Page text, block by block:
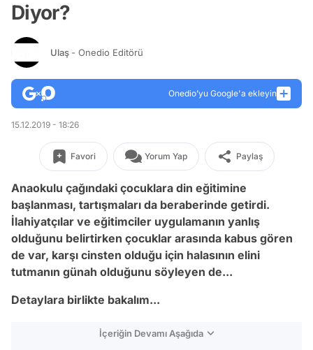
Diyor?
Ulaş - Onedio Editörü
Onedio’yu Google'a ekleyin
15.12.2019 - 18:26
Favori Yorum Yap Paylaş
Anaokulu çağındaki çocuklara din eğitimine
başlanması, tartışmaları da beraberinde getirdi.
İlahiyatçılar ve eğitimciler uygulamanın yanlış
olduğunu belirtirken çocuklar arasında kabus gören
de var, karşı cinsten olduğu için halasının elini
tutmanın günah olduğunu söyleyen de...
Detaylara birlikte bakalım...
İçeriğin Devamı Aşağıda